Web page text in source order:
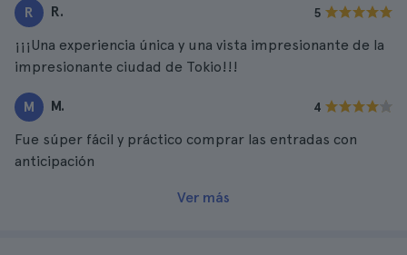
R R. 5
¡¡¡Una experiencia única y una vista impresionante de la
impresionante ciudad de Tokio!!!
M M. 4
Fue súper fácil y práctico comprar las entradas con
anticipación
Ver más